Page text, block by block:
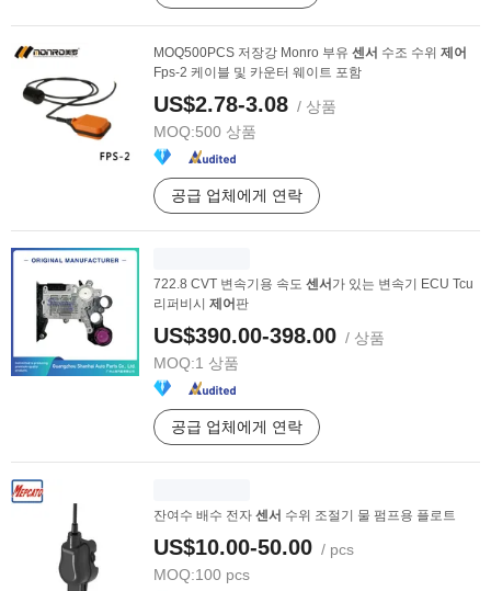
MOQ500PCS 저장강 Monro 부유 센서 수조 수위 제어
Fps-2 케이블 및 카운터 웨이트 포함
US$2.78-3.08 / 상품
MOQ:500 상품
공급 업체에게 연락
722.8 CVT 변속기용 속도 센서 가 있는 변속기 ECU Tcu
리퍼비시 제어 판
US$390.00-398.00 / 상품
MOQ:1 상품
공급 업체에게 연락
잔여수 배수 전자 센서 수위 조절기 물 펌프용 플로트
US$10.00-50.00 / pcs
MOQ:100 pcs